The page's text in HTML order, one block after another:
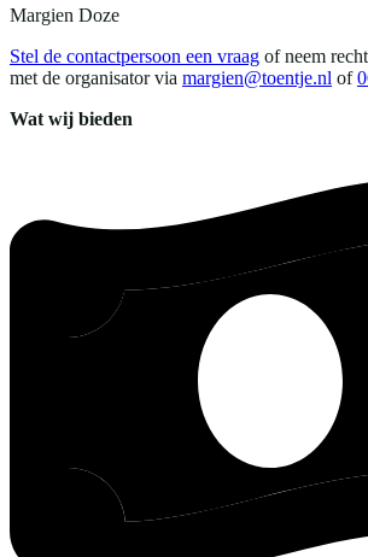
Margien Doze
Stel de contactpersoon een vraag of neem
met de organisator via margien@toentje.nl of
Wat wij bieden